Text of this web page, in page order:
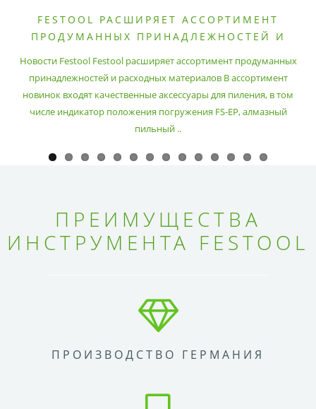
FESTOOL РАСШИРЯЕТ АССОРТИМЕНТ
ПРОДУМАННЫХ ПРИНАДЛЕЖНОСТЕЙ И
Новости Festool Festool расширяет ассортимент продуманных
принадлежностей и расходных материалов В ассортимент
новинок входят качественные аксессуары для пиления, в том
числе индикатор положения погружения FS-EP, алмазный
пильный ..
ПРЕИМУЩЕСТВА
ИНСТРУМЕНТА FESTOOL
ПРОИЗВОДСТВО ГЕРМАНИЯ